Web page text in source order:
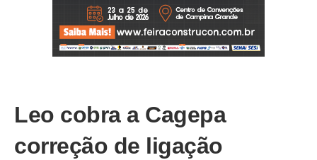
Leo cobra a Cagepa
correção de ligação